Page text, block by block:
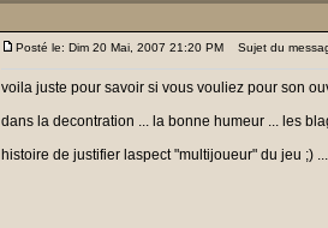
Posté le: Dim 20 Mai, 2007 21:20 PM Sujet du
voila juste pour savoir si vous vouliez pour son
dans la decontration ... la bonne humeur ... les
histoire de justifier laspect "multijoueur" du jeu ;)